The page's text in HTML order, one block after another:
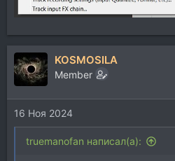
KOSMOSILA
Member
16 Ноя 2024
truemanofan написал(а):